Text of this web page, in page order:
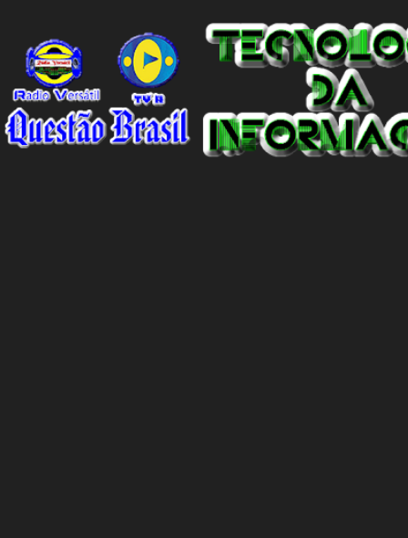
futebol brasileiros foram convidados a comentar sobre o incidente
envolvendo Vinicius Junior. Eles afirmaram que embora o racismo
seja um problema global, é importante reconhecer que a Espanha
não é um país racista em si. No entanto, existem indivíduos racistas
em todas as partes do mundo, incluindo a Espanha. É essencial
separar o comportamento desses indivíduos racistas da sociedade